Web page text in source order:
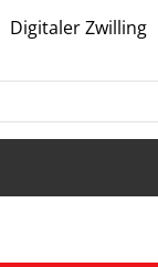
Digitaler Zwilling